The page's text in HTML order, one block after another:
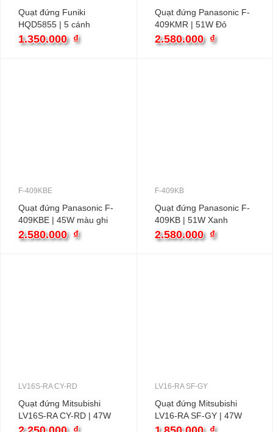
Quạt đứng Funiki
HQD5855 | 5 cánh
1.350.000 ₫
Quạt đứng Panasonic F-
409KMR | 51W Đỏ
Remote
2.580.000 ₫
F-409KBE
Quạt đứng Panasonic F-
409KBE | 45W màu ghi
Remote
2.580.000 ₫
F-409KB
Quạt đứng Panasonic F-
409KB | 51W Xanh
Remote
2.580.000 ₫
LV16S-RA CY-RD
Quạt đứng Mitsubishi
LV16S-RA CY-RD | 47W
Bạc đạn Đỏ
LV16-RA SF-GY
Quạt đứng Mitsubishi
LV16-RA SF-GY | 47W
Bạc đạn Xám nhạt